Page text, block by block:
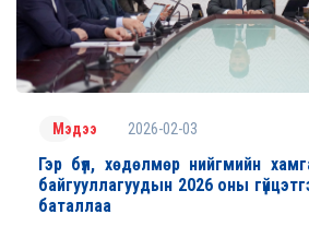
Мэдээ 2026-02-03
Гэр бүл, хөдөлмөр нийгмийн
байгууллагуудын 2026 оны
баталлаа